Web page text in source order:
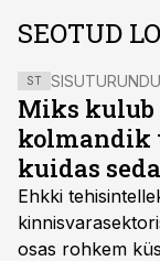
SEOTUD
ST
Miks
kolmandik
kuidas
Ehkki
osas rohkem